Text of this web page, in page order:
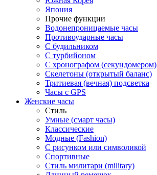
Япония
Прочие функции
Водонепроницаемые часы
Противоударные часы
С будильником
С турбийоном
С хронографом (секундомером)
Скелетоны (открытый баланс)
Тритиевая (вечная) подсветка
Часы с GPS
Женские часы
Стиль
Умные (смарт часы)
Классические
Модные (Fashion)
С рисунком или символикой
Спортивные
Стиль милитари (military)